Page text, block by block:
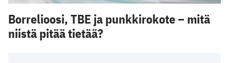
Borrelioosi, TBE ja punkkirokote – mitä
niistä pitää tietää?